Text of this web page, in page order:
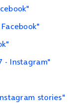
- Instagram"
stories"